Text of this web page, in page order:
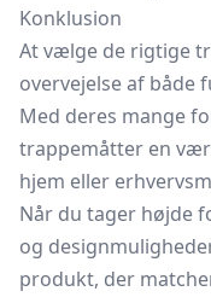
Konklusion
At vælge de rigtige
overvejelse af både
Med deres mange
trappemåtter en
hjem eller
Når du tager højde
og
produkt, der